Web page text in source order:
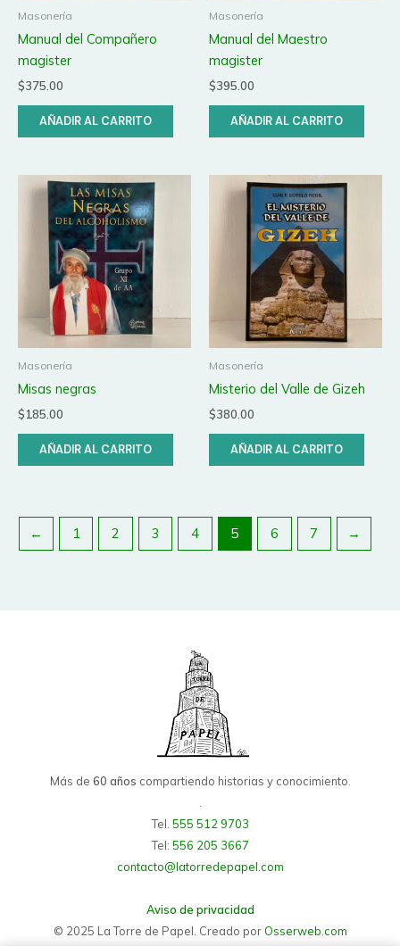
Masonería
Manual del Compañero
magister
$375.00
AÑADIR AL CARRITO
Masonería
Manual del Maestro
magister
$395.00
AÑADIR AL CARRITO
Masonería
Misas negras
$185.00
AÑADIR AL CARRITO
Masonería
Misterio del Valle de Gizeh
$380.00
AÑADIR AL CARRITO
← 1 2 3 4 5 6 7 →
Más de 60 años compartiendo historias y conocimiento.
Tel. 555 512 9703
Tel: 556 205 3667
contacto@latorredepapel.com
Aviso de privacidad
© 2025 La Torre de Papel. Creado por Osserweb.com